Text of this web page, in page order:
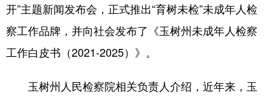
开”主题新闻发布会，正式推出“育树未检”未成年人检
察工作品牌，并向社会发布了《玉树州未成年人检察
工作白皮书（2021-2025）》。
玉树州人民检察院相关负责人介绍，近年来，玉